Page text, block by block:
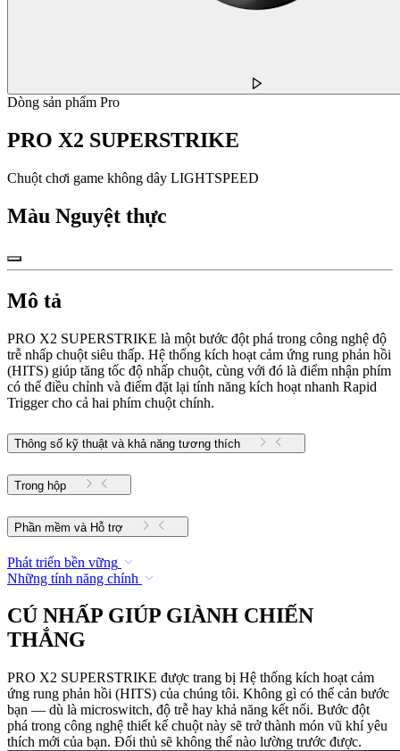
Dòng sản phẩm Pro
PRO X2 SUPERSTRIKE
Chuột chơi game không dây LIGHTSPEED
Màu Nguyệt thực
Mô tả
PRO X2 SUPERSTRIKE là một bước đột phá trong công nghệ độ
trễ nhấp chuột siêu thấp. Hệ thống kích hoạt cảm ứng rung phản hồi
(HITS) giúp tăng tốc độ nhấp chuột, cùng với đó là điểm nhận phím
có thể điều chỉnh và điểm đặt lại tính năng kích hoạt nhanh Rapid
Trigger cho cả hai phím chuột chính.
Thông số kỹ thuật và khả năng tương thích
Trong hộp
Phần mềm và Hỗ trợ
Phát triển bền vững
Những tính năng chính
CÚ NHẤP GIÚP GIÀNH CHIẾN
THẮNG
PRO X2 SUPERSTRIKE được trang bị Hệ thống kích hoạt cảm
ứng rung phản hồi (HITS) của chúng tôi. Không gì có thể cản bước
bạn — dù là microswitch, độ trễ hay khả năng kết nối. Bước đột
phá trong công nghệ thiết kế chuột này sẽ trở thành món vũ khí yêu
thích mới của bạn. Đối thủ sẽ không thể nào lường trước được.